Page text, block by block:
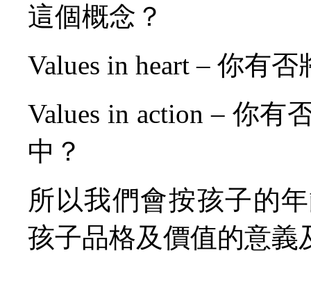
這個概念？
Values in heart – 你有
Values in action – 你
中？
所以我們會按孩子的
孩子品格及價值的意義